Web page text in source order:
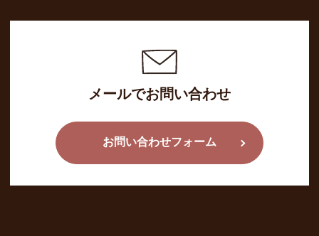
メールでお問い合わせ
お問い合わせフォーム